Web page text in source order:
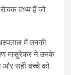
तथ्य हैं जो
में उनकी
मासुरेकर ने उनके
और सही बच्चे को